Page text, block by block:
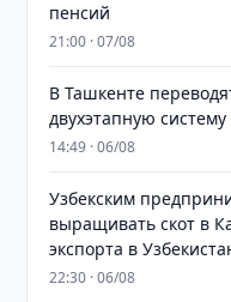
пенсий
21:00 · 07/08
В Ташкенте
двухэтапную систему
14:49 · 06/08
Узбекским
выращивать скот в
экспорта в
22:30 · 06/08